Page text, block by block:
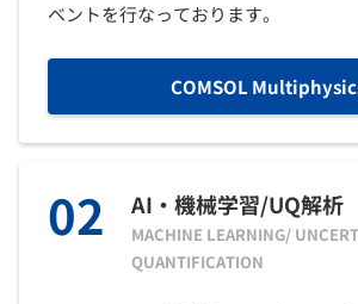
ベントを行なっております。
COMSOL
02 AI・機械学習/UQ解析
MACHINE LEARNING/
QUANTIFICATION